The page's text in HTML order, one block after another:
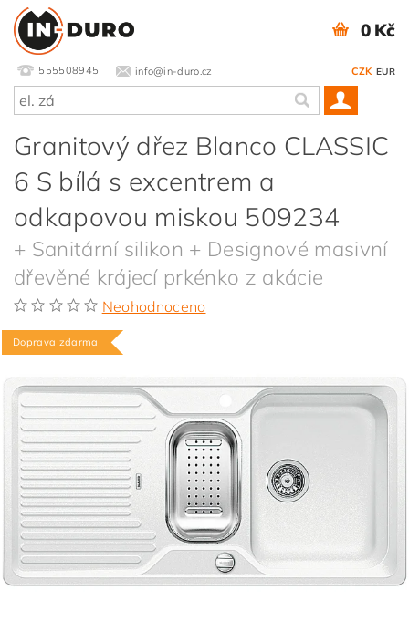
555508945 info@in-duro.cz CZK EUR
0 Kč
Granitový dřez Blanco CLASSIC
6 S bílá s excentrem a
odkapovou miskou 509234
+ Sanitární silikon + Designové masivní
dřevěné krájecí prkénko z akácie
Neohodnoceno
Doprava zdarma